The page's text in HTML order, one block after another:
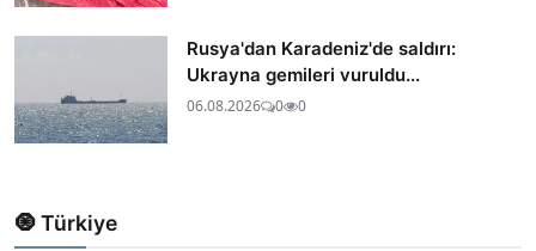
Rusya'dan Karadeniz'de saldırı:
Ukrayna gemileri vuruldu...
06.08.2026 0 0
🧿 Türkiye